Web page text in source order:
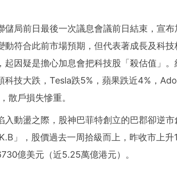
儲局前日最後一次議息會議前日結束，宣
動符合此前市場預期，但代表著成長及科
起因疑是擔心加息會把科技股「殺估值」
科技大跌，Tesla跌5%，蘋果跌近4%，
散戶損失慘重。
入動盪之際，股神巴菲特創立的巴郡卻逆
」，股價過去一周拾級而上，昨收市上
億美元（近5.25萬億港元）。